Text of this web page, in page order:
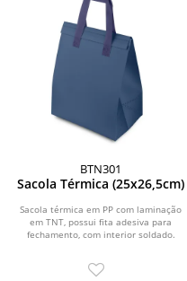
BTN301
Sacola Térmica (25x26,5cm)
Sacola térmica em PP com laminação
em TNT, possui fita adesiva para
fechamento, com interior soldado.